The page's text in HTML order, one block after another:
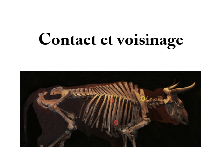
Contact et voisinage